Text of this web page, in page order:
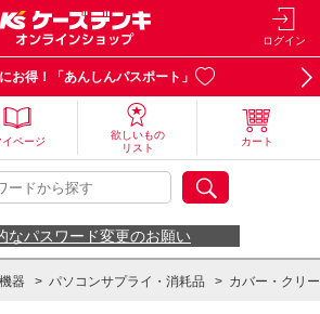
ログイン
お得！「あんしんパスポート」
イページ
欲しいもの
リスト
カート
なパスワード変更のお願い
器 > パソコンサプライ・消耗品 > カバー・クリ